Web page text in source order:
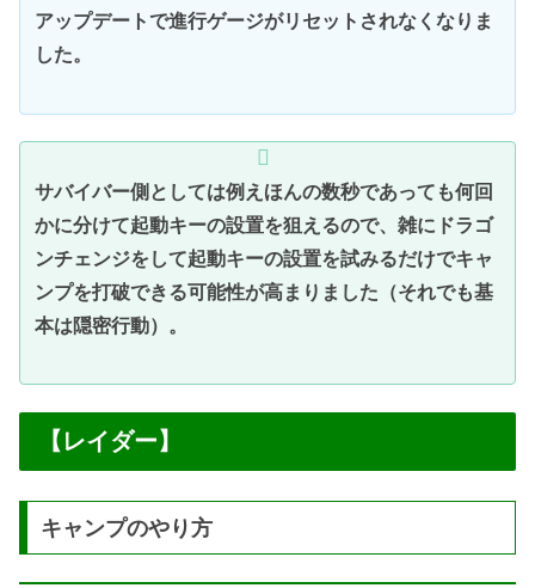
アップデートで進行ゲージがリセットされなくなりま
した。
サバイバー側としては例えほんの数秒であっても何回
かに分けて起動キーの設置を狙えるので、雑にドラゴ
ンチェンジをして起動キーの設置を試みるだけでキャ
ンプを打破できる可能性が高まりました（それでも基
本は隠密行動）。
【レイダー】
キャンプのやり方